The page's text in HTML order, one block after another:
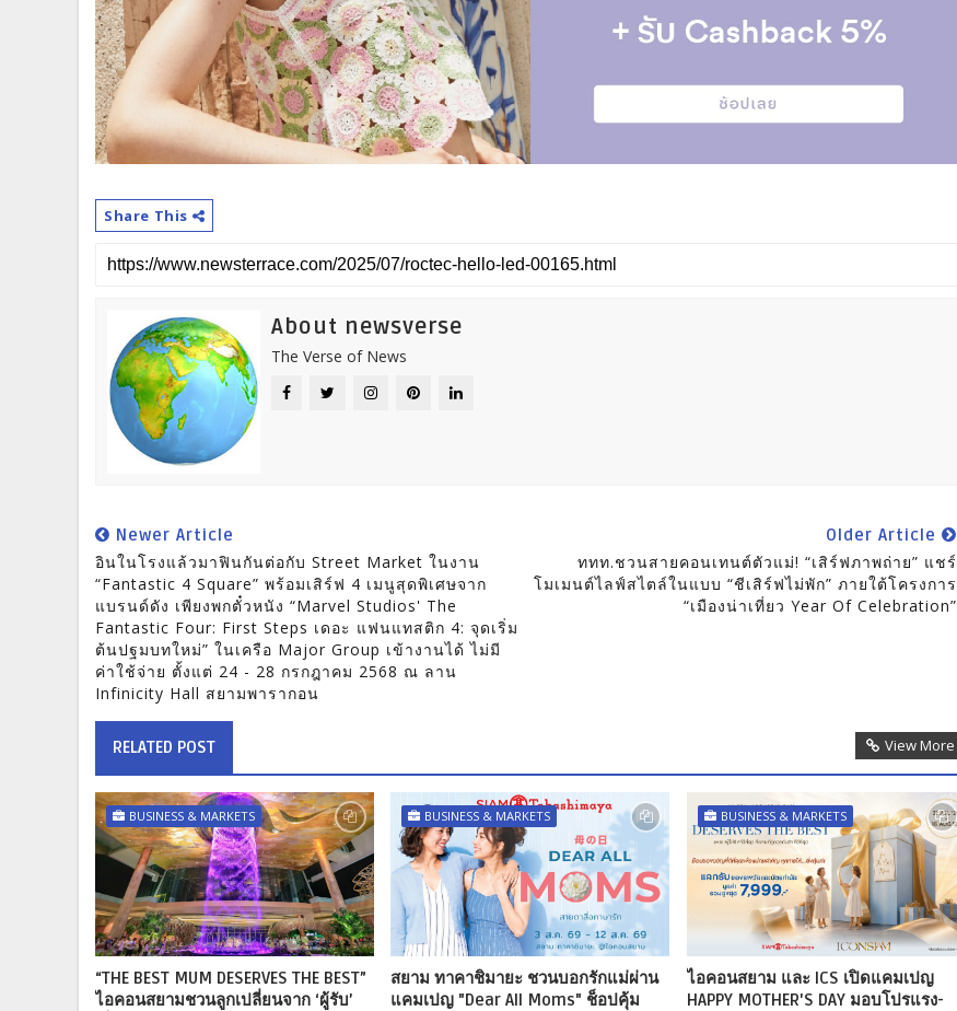
Share This
About newsverse
The Verse of News
Newer Article
อินในโรงแล้วมาฟินกันต่อกับ Street Market ในงาน
“Fantastic 4 Square” พร้อมเสิร์ฟ 4 เมนูสุดพิเศษจาก
แบรนด์ดัง เพียงพกตั๋วหนัง “Marvel Studios' The
Fantastic Four: First Steps เดอะ แฟนแทสติก 4: จุดเริ่ม
ต้นปฐมบทใหม่” ในเครือ Major Group เข้างานได้ ไม่มี
ค่าใช้จ่าย ตั้งแต่ 24 - 28 กรกฎาคม 2568 ณ ลาน
Infinicity Hall สยามพารากอน
Older Article
ททท.ชวนสายคอนเทนต์ตัวแม่! “เสิร์ฟภาพถ่าย” แชร์
โมเมนต์ไลฟ์สไตล์ในแบบ “ชีเสิร์ฟไม่พัก” ภายใต้โครงการ
“เมืองน่าเที่ยว Year Of Celebration”
RELATED POST View More
BUSINESS & MARKETS
“THE BEST MUM DESERVES THE BEST”
ไอคอนสยามชวนลูกเปลี่ยนจาก ‘ผู้รับ’
BUSINESS & MARKETS
สยาม ทาคาชิมายะ ชวนบอกรักแม่ผ่าน
แคมเปญ "Dear All Moms" ช็อปคุ้ม
BUSINESS & MARKETS
ไอคอนสยาม และ ICS เปิดแคมเปญ
HAPPY MOTHER'S DAY มอบโปรแรง-